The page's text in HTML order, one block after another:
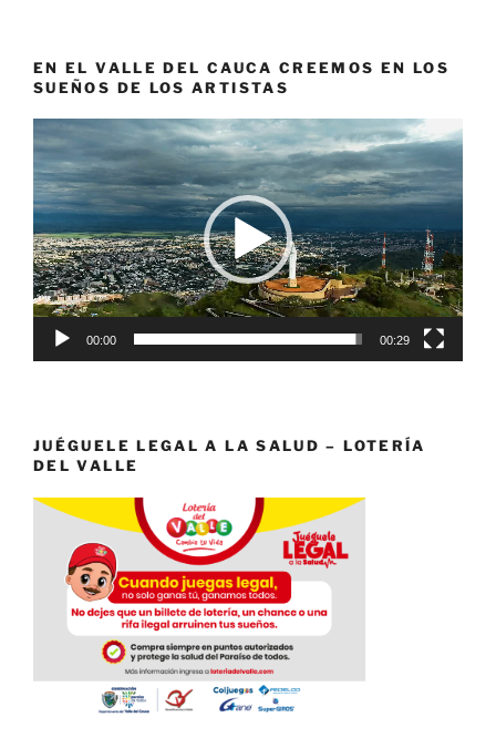
EN EL VALLE DEL CAUCA CREEMOS EN LOS
SUEÑOS DE LOS ARTISTAS
Reproductor
de
vídeo
00:00 00:29
JUÉGUELE LEGAL A LA SALUD – LOTERÍA
DEL VALLE